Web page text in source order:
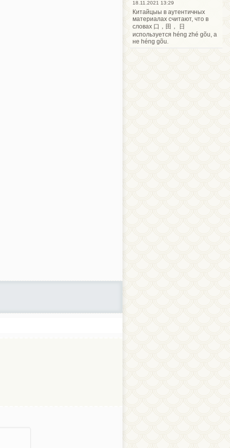
18.11.2021 13:29
Китайцыы в аутентичных
материалах считают, что в
словах 口，田， 日
используется héng zhé gõu, а
не héng gõu.